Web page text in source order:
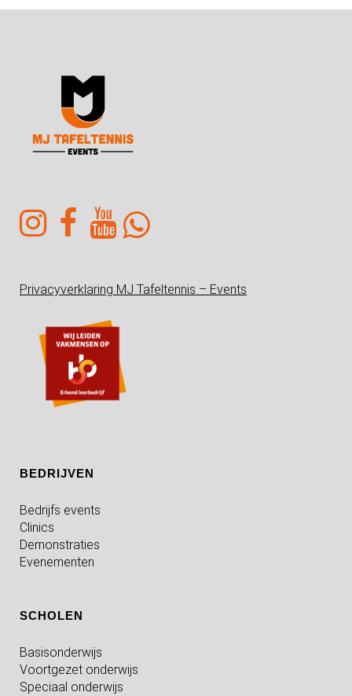
Privacyverklaring MJ Tafeltennis – Events
BEDRIJVEN
Bedrijfs events
Clinics
Demonstraties
Evenementen
SCHOLEN
Basisonderwijs
Voortgezet onderwijs
Speciaal onderwijs